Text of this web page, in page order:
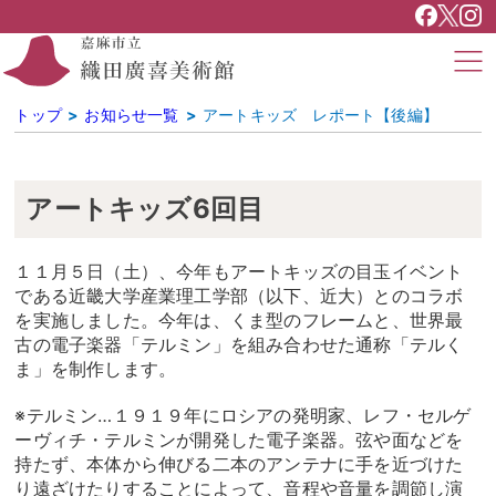
トップ お知らせ一覧 アートキッズ レポート【後編】
アートキッズ6回目
１１月５日（土）、今年もアートキッズの目玉イベント
である近畿大学産業理工学部（以下、近大）とのコラボ
を実施しました。今年は、くま型のフレームと、世界最
古の電子楽器「テルミン」を組み合わせた通称「テルく
ま」を制作します。
※テルミン…１９１９年にロシアの発明家、レフ・セルゲ
ーヴィチ・テルミンが開発した電子楽器。弦や面などを
持たず、本体から伸びる二本のアンテナに手を近づけた
り遠ざけたりすることによって、音程や音量を調節し演